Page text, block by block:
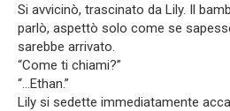
Si avvicinò, trascinato da Lily. Il
parlò, aspettò solo come se
sarebbe arrivato.
“Come ti chiami?”
“…Ethan.”
Lily si sedette immediatamente